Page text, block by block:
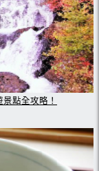
點全攻略！